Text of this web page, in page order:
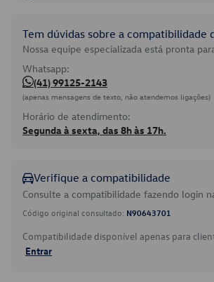
Tem dúvidas sobre a compatibilidade
Nossa equipe especializada está pronta
Whatsapp:
(41) 99125-2143
(apenas mensagens de texto, não atendemos ligações)
Horário de atendimento:
Segunda à sexta, das 8h às 17h.
Verifique a compatibilidade
Consulte a compatibilidade fazendo login
Código original consultado: N90643701
Compatibilidade disponível apenas para
Entrar